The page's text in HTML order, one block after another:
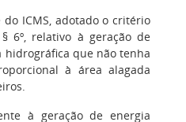
do ICMS, adotado o critério
6º, relativo à geração de
que não tenha
à área alagada
à geração de energia